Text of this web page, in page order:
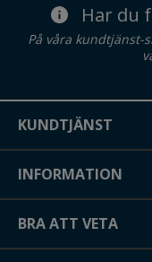
Har du
På våra kundtjänst-
KUNDTJÄNST
INFORMATION
BRA ATT VETA